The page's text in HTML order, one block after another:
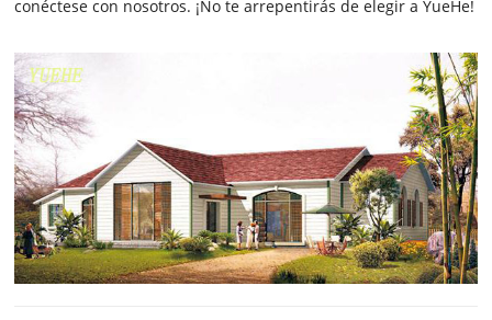
conéctese con nosotros. ¡No te arrepentirás de elegir a YueHe!